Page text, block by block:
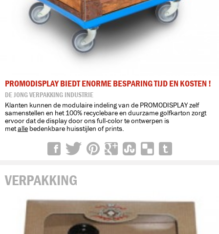
PROMODISPLAY BIEDT ENORME BESPARING TIJD EN KOSTEN !
DE JONG VERPAKKING INDUSTRIE
Klanten kunnen de modulaire indeling van de PROMODISPLAY zelf
samenstellen en het 100% recyclebare en duurzame golfkarton zorgt
ervoor dat de display door ons full-color te ontwerpen is
metalle bedenkbare huisstijlen of prints.
VERPAKKING